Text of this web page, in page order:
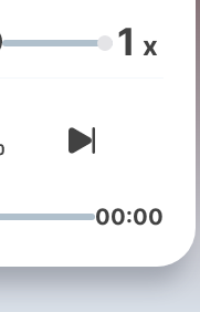
Volume 1 x
00:00